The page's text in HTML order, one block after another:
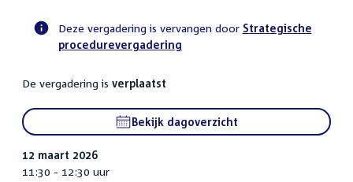
Voortgangsstatus
activiteit
Deze vergadering is vervangen door Strategische
procedurevergadering
De vergadering is verplaatst
Bekijk dagoverzicht
12 maart 2026
11:30 - 12:30 uur